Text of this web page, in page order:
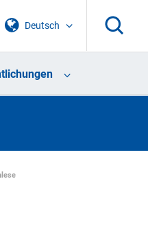
Deutsch